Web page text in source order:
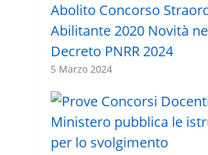
Abolito Concorso
Abilitante 2020 Novità
Decreto PNRR 2024
5 Marzo 2024